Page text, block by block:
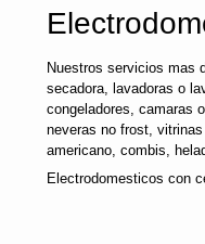
Nuestros servicios mas
secadora, lavadoras o
congeladores, camaras
neveras no frost,
americano, combis,
Electrodomesticos con